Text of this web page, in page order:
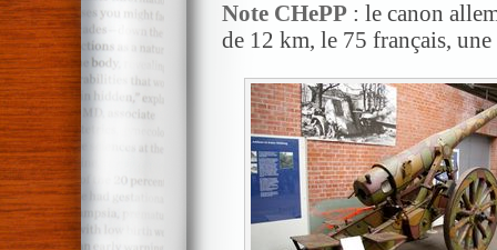
Note CHePP : le canon
de 12 km, le 75 français,